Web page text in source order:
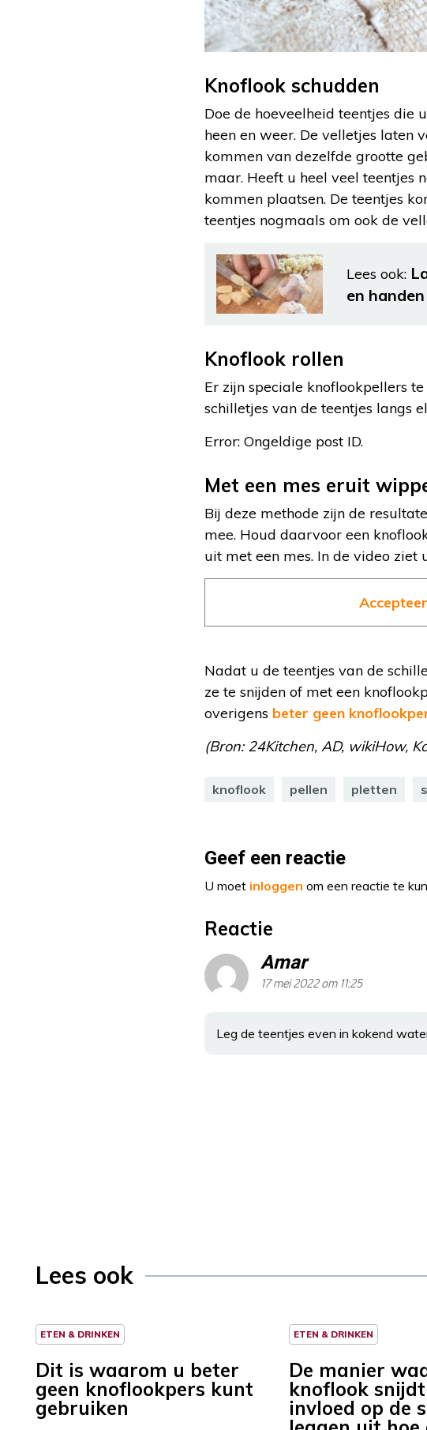
Knoflook schudden
Doe de hoeveelheid teentjes die
heen en weer. De velletjes laten
kommen van dezelfde grootte
maar. Heeft u heel veel teentjes
kommen plaatsen. De teentjes
teentjes nogmaals om ook de
Lees ook:
en handen
Knoflook rollen
Er zijn speciale knoflookpellers
schilletjes van de teentjes langs
Error: Ongeldige post ID.
Met een mes eruit
Bij deze methode zijn de
mee. Houd daarvoor een
uit met een mes. In de video ziet
Accepteer
Nadat u de teentjes van de
ze te snijden of met een
overigens beter geen
(Bron: 24Kitchen, AD, wikiHow,
knoflook pellen pletten
Geef een reactie
U moet inloggen om een reactie te
Reactie
Amar
17 mei 2022 om 11:25
Leg de teentjes even in kokend
Lees ook
ETEN & DRINKEN
Dit is waarom u beter
geen knoflookpers kunt
gebruiken
ETEN & DRINKEN
De manier
knoflook
invloed op de